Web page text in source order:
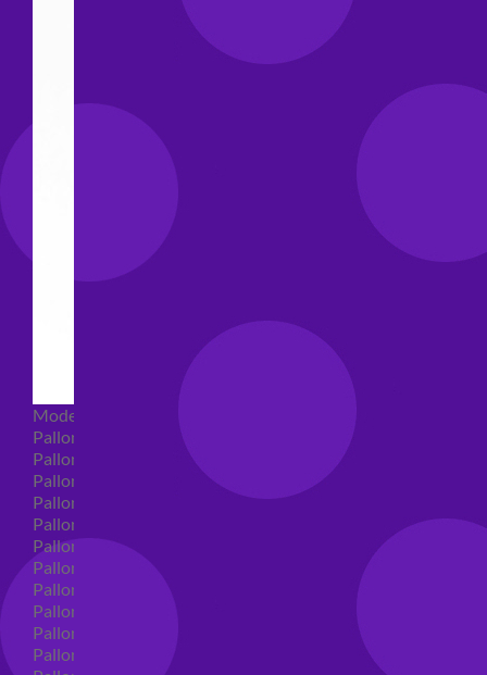
Modellabili
Palloncini mongolfiera in lattice
Palloncini Mini Shape
Palloncini Shape
Palloncini nascita shape
Palloncini Battesimo shape
Palloncini Altre Ricorrenze Shape
Palloncini primo compleanno shape
Palloncini Animali Shape
Palloncini Personaggi shape
Palloncini comunione shape
Palloncini Cresima shape